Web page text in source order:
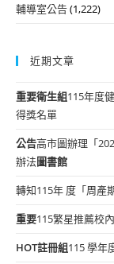
輔導室公告(1,222)
近期文章
重要衛生組115年度
得獎名單
公告高市圖辦理「
辦法圖書館
轉知115年 度「周產
重要115繁星推薦校
HOT註冊組115 學年